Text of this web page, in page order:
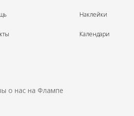
Наклейки
Календари
о нас на Флампе